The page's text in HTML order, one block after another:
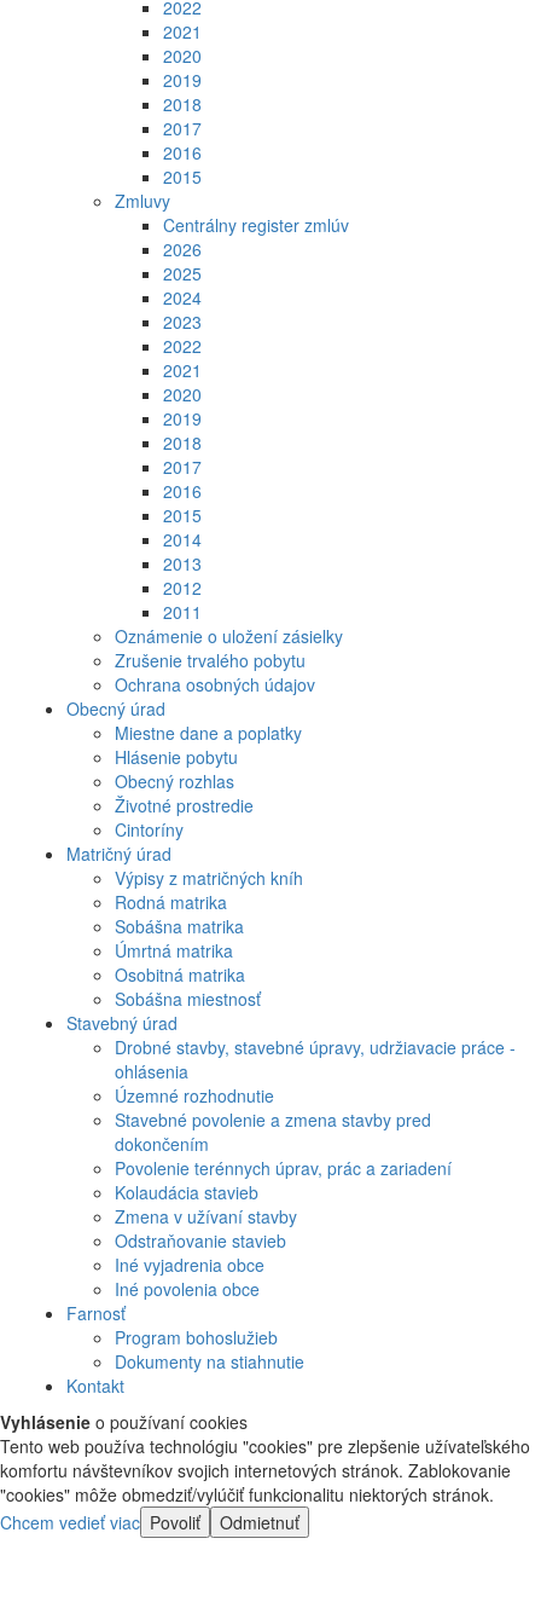
2022
2021
2020
2019
2018
2017
2016
2015
Zmluvy
Centrálny register zmlúv
2026
2025
2024
2023
2022
2021
2020
2019
2018
2017
2016
2015
2014
2013
2012
2011
Oznámenie o uložení zásielky
Zrušenie trvalého pobytu
Ochrana osobných údajov
Obecný úrad
Miestne dane a poplatky
Hlásenie pobytu
Obecný rozhlas
Životné prostredie
Cintoríny
Matričný úrad
Výpisy z matričných kníh
Rodná matrika
Sobášna matrika
Úmrtná matrika
Osobitná matrika
Sobášna miestnosť
Stavebný úrad
Drobné stavby, stavebné úpravy, udržiavacie práce -
ohlásenia
Územné rozhodnutie
Stavebné povolenie a zmena stavby pred
dokončením
Povolenie terénnych úprav, prác a zariadení
Kolaudácia stavieb
Zmena v užívaní stavby
Odstraňovanie stavieb
Iné vyjadrenia obce
Iné povolenia obce
Farnosť
Program bohoslužieb
Dokumenty na stiahnutie
Kontakt
Vyhlásenie o používaní cookies
Tento web používa technológiu "cookies" pre zlepšenie užívateľského
komfortu návštevníkov svojich internetových stránok. Zablokovanie
"cookies" môže obmedziť/vylúčiť funkcionalitu niektorých stránok.
Chcem vedieť viac Povoliť Odmietnuť